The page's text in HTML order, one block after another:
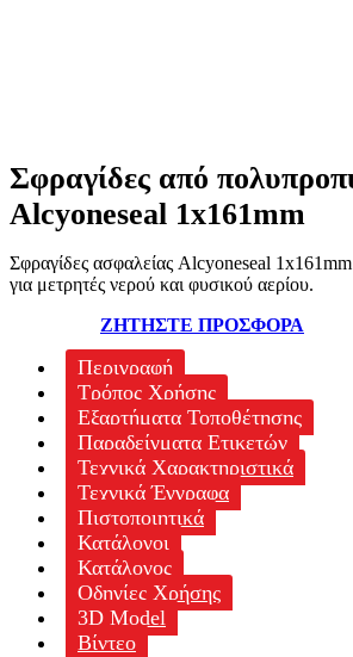
Σφραγίδες από
Alcyoneseal 1x161mm
Σφραγίδες ασφαλείας Alcyoneseal
για μετρητές νερού και φυσικού αερίου.
ΖΗΤΗΣΤΕ ΠΡΟΣΦΟΡΑ
Περιγραφή
Τρόπος Χρήσης
Εξαρτήματα Τοποθέτησης
Παραδείγματα Ετικετών
Τεχνικά Χαρακτηριστικά
Τεχνικά Έγγραφα
Πιστοποιητικά
Κατάλογοι
Κατάλογος
Οδηγίες Χρήσης
3D Model
Βίντεο